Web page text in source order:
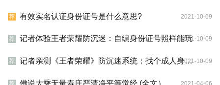
荐 有效实名认证身份证号是什么意思? 2021-10-09
荐 记者体验王者荣耀防沉迷：自编身份证号照样能玩2021-10-09
荐 记者亲测《王者荣耀》防沉迷系统：找个成人身份证号即可破解
2021-10-09
荐 佛说大乘无量寿庄严清净平等觉经 (全文） 2021-04-06